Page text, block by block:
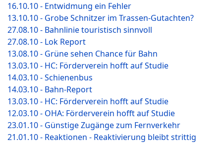
16.10.10 - Entwidmung ein Fehler
13.10.10 - Grobe Schnitzer im Trassen-Gutachten?
27.08.10 - Bahnlinie touristisch sinnvoll
27.08.10 - Lok Report
13.08.10 - Grüne sehen Chance für Bahn
13.03.10 - HC: Förderverein hofft auf Studie
14.03.10 - Schienenbus
14.03.10 - Bahn-Report
13.03.10 - HC: Förderverein hofft auf Studie
12.03.10 - OHA: Förderverein hofft auf Studie
23.01.10 - Günstige Zugänge zum Fernverkehr
21.01.10 - Reaktionen - Reaktivierung bleibt strittig